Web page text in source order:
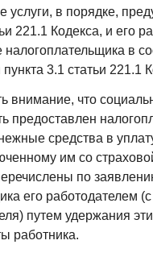
услуги, в порядке,
221.1 Кодекса, и его
налогоплательщика в
3.1 статьи 221.1
внимание, что
предоставлен
средства в
им со
по
его работодателем (с
путем удержания
работника.